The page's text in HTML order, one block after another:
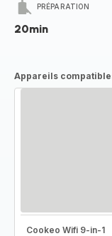
PRÉPARATION
20min
Appareils
Cookeo Wifi 9-in-1